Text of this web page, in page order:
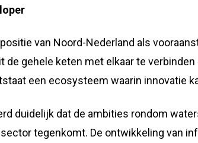
van Noord-Nederland als
de gehele keten met elkaar te
een ecosysteem waarin innovatie
duidelijk dat de ambities rondom
tegenkomt. De ontwikkeling van